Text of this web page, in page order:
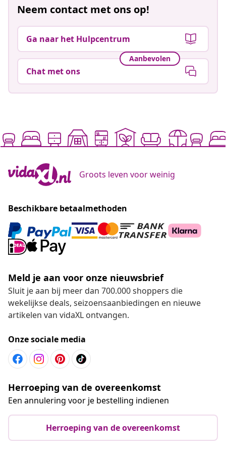
Neem contact met ons op!
Ga naar het Hulpcentrum
Aanbevolen
Chat met ons
Groots leven voor weinig
Beschikbare betaalmethoden
Meld je aan voor onze nieuwsbrief
Sluit je aan bij meer dan 700.000 shoppers die
wekelijkse deals, seizoensaanbiedingen en nieuwe
artikelen van vidaXL ontvangen.
Onze sociale media
Herroeping van de overeenkomst
Een annulering voor je bestelling indienen
Herroeping van de overeenkomst